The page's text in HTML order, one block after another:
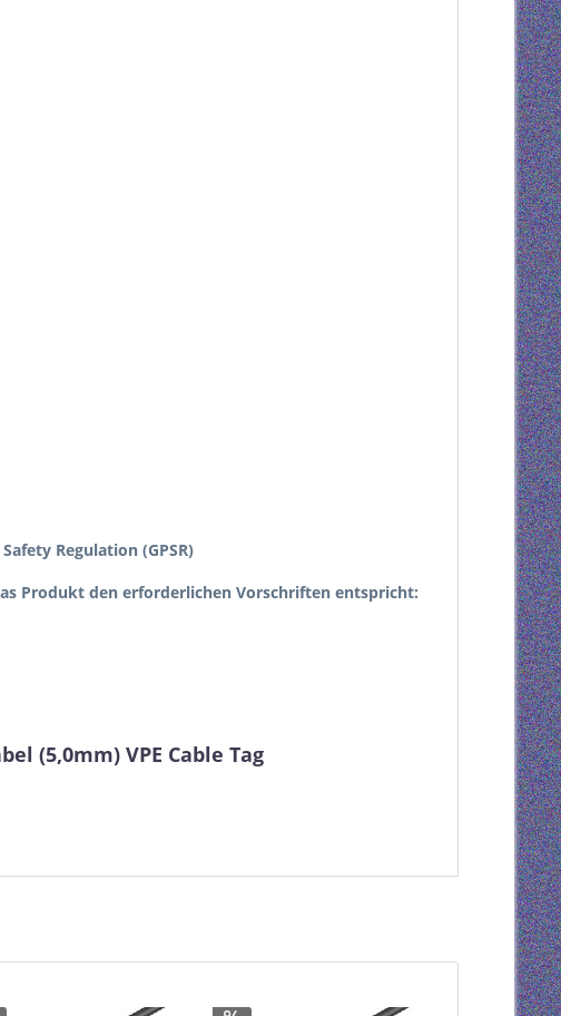
Regulation (GPSR)
Produkt den erforderlichen Vorschriften entspricht:
(5,0mm) VPE Cable Tag